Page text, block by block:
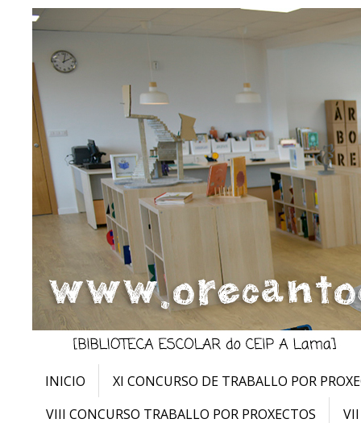
INICIO
XI CONCURSO DE TRABALLO POR
VIII CONCURSO TRABALLO POR PROXECTOS